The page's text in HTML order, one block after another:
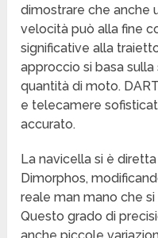
dimostrare che anche
velocità può alla fine
significative alla
approccio si basa
quantità di moto.
e telecamere
accurato.
La navicella si è
Dimorphos,
reale man mano che
Questo grado di